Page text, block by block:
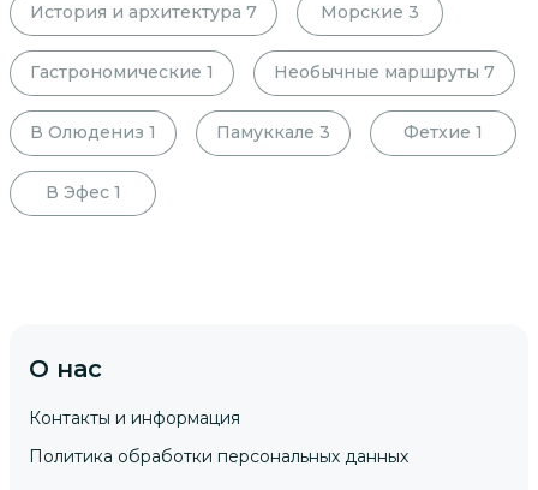
История и архитектура 7 Морские 3
Гастрономические 1 Необычные маршруты 7
В Олюдениз 1 Памуккале 3 Фетхие 1
В Эфес 1
О нас
Контакты и информация
Политика обработки персональных данных